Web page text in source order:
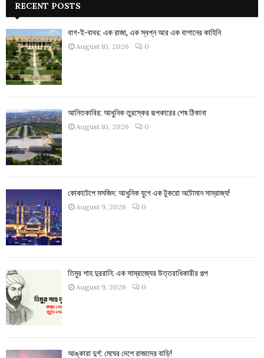
RECENT POSTS
বাগ-ই-বাবর: এক রাজা, এক স্বপ্ন আর এক বাগানের কাহিনি
August 10, 2026 0
আনিতকাবির: আধুনিক তুরস্কের রূপকারের শেষ ঠিকানা
August 10, 2026 0
কোকাটেপে মসজিদ: আধুনিক যুগে এক টুকরো অটোমান সাম্রাজ্য!
August 9, 2026 0
তিমুর শাহ দুররানি: এক সাম্রাজ্যের উত্তরাধিকারীর গল্প
August 9, 2026 0
আঙ্কারা দুর্গ: মেঘের দেশে রাজাদের বাড়ি!